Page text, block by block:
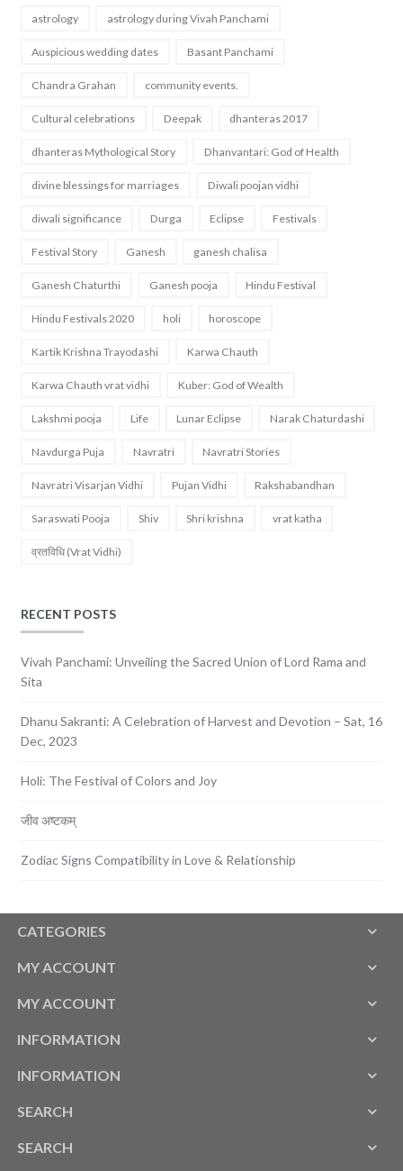
astrology astrology during Vivah Panchami
Auspicious wedding dates Basant Panchami
Chandra Grahan community events.
Cultural celebrations Deepak dhanteras 2017
dhanteras Mythological Story Dhanvantari: God of Health
divine blessings for marriages Diwali poojan vidhi
diwali significance Durga Eclipse Festivals
Festival Story Ganesh ganesh chalisa
Ganesh Chaturthi Ganesh pooja Hindu Festival
Hindu Festivals 2020 holi horoscope
Kartik Krishna Trayodashi Karwa Chauth
Karwa Chauth vrat vidhi Kuber: God of Wealth
Lakshmi pooja Life Lunar Eclipse Narak Chaturdashi
Navdurga Puja Navratri Navratri Stories
Navratri Visarjan Vidhi Pujan Vidhi Rakshabandhan
Saraswati Pooja Shiv Shri krishna vrat katha
व्रतविधि (Vrat Vidhi)
RECENT POSTS
Vivah Panchami: Unveiling the Sacred Union of Lord Rama and
Sita
Dhanu Sakranti: A Celebration of Harvest and Devotion – Sat, 16
Dec, 2023
Holi: The Festival of Colors and Joy
जीव अष्टकम्
Zodiac Signs Compatibility in Love & Relationship
CATEGORIES
MY ACCOUNT
MY ACCOUNT
INFORMATION
INFORMATION
SEARCH
SEARCH